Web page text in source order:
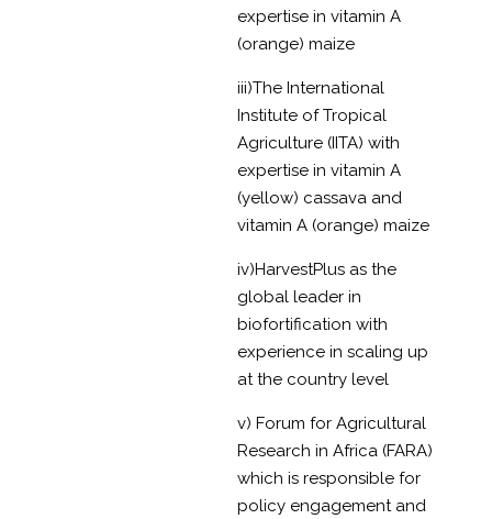
expertise in vitamin A
(orange) maize
iii)The International
Institute of Tropical
Agriculture (IITA) with
expertise in vitamin A
(yellow) cassava and
vitamin A (orange) maize
iv)HarvestPlus as the
global leader in
biofortification with
experience in scaling up
at the country level
v) Forum for Agricultural
Research in Africa (FARA)
which is responsible for
policy engagement and